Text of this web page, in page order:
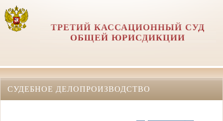
ТРЕТИЙ КАССАЦИОННЫЙ СУД
ОБЩЕЙ ЮРИСДИКЦИИ
СУДЕБНОЕ ДЕЛОПРОИЗВОДСТВО